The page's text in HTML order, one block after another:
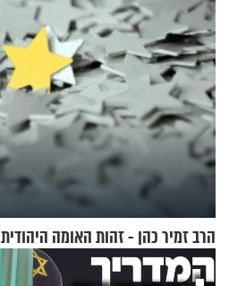
הרב זמיר כהן - זהות האומה היהודית